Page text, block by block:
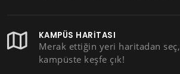
KAMPÜS HARITASI
Merak ettiğin yeri haritadan seç,
kampüste keşfe çık!